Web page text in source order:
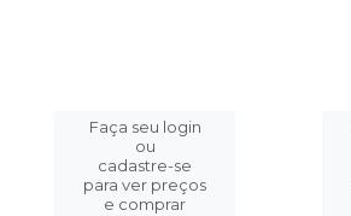
Faça seu login
ou
cadastre-se
para ver preços
e comprar